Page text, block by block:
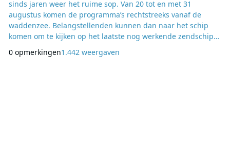
sinds jaren weer het ruime sop. Van 20 tot en met 31
augustus komen de programma’s rechtstreeks vanaf de
waddenzee. Belangstellenden kunnen dan naar het schip
komen om te kijken op het laatste nog werkende zendschip
Harlingen naar het radioschip. Daar ben je dan een uur te
0 opmerkingen1.442 weergaven